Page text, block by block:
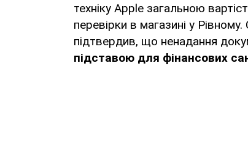
техніку Apple загальною
перевірки в магазині у
підтвердив, що ненадання
підставою для фінансових